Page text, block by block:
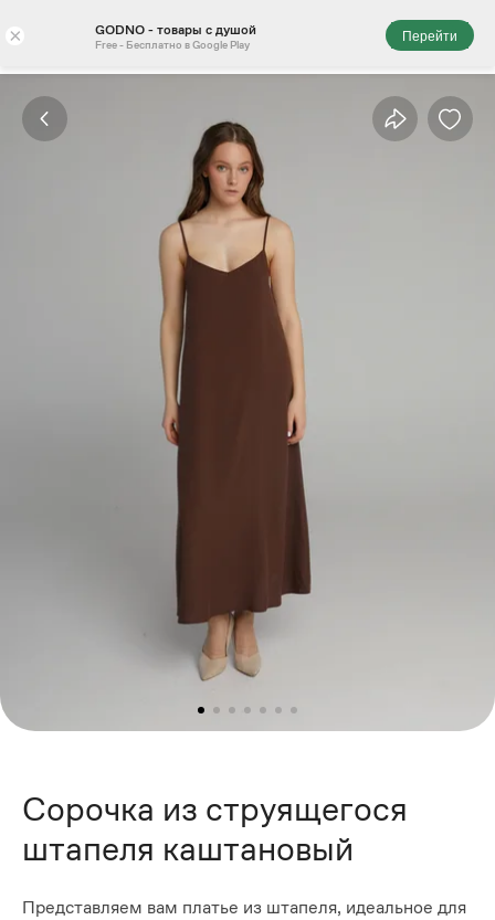
× GODNO - товары с душой
Free - Бесплатно в Google Play
Перейти
Сорочка из струящегося
штапеля каштановый
Представляем вам платье из штапеля, идеальное для